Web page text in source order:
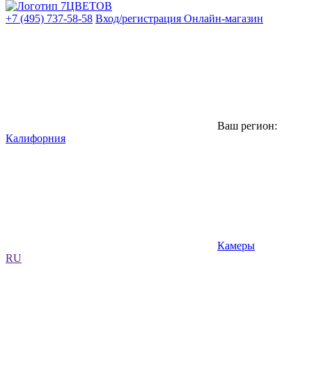
+7 (495) 737-58-58 Вход/регистрация Онлайн-магазин
Ваш регион:
Калифорния
Камеры
RU